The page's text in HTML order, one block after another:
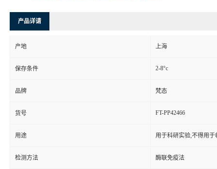
产品详请
产地 上海
保存条件 2-8°c
品牌 梵态
货号 FT-PP42466
用途 用于科研实验,不得用于
检测方法 酶联免疫法